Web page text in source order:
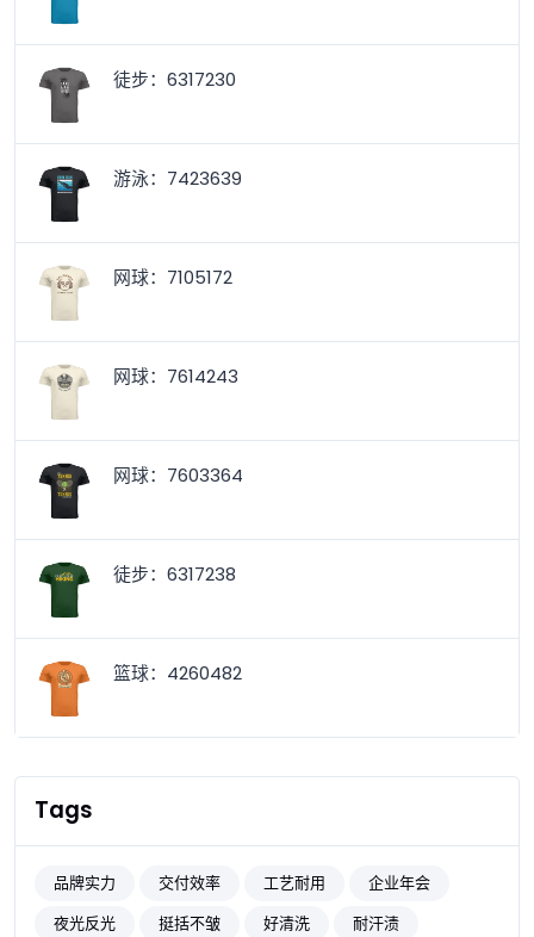
徒步：6317230
游泳：7423639
网球：7105172
网球：7614243
网球：7603364
徒步：6317238
篮球：4260482
Tags
品牌实力 交付效率 工艺耐用
企业年会
夜光反光
挺括不皱 好清洗
耐汗渍